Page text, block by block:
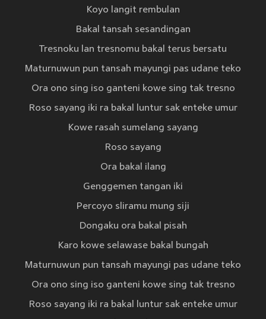
Koyo langit rembulan
Bakal tansah sesandingan
Tresnoku lan tresnomu bakal terus bersatu
Maturnuwun pun tansah mayungi pas udane teko
Ora ono sing iso ganteni kowe sing tak tresno
Roso sayang iki ra bakal luntur sak enteke umur
Kowe rasah sumelang sayang
Roso sayang
Ora bakal ilang
Genggemen tangan iki
Percoyo sliramu mung siji
Dongaku ora bakal pisah
Karo kowe selawase bakal bungah
Maturnuwun pun tansah mayungi pas udane teko
Ora ono sing iso ganteni kowe sing tak tresno
Roso sayang iki ra bakal luntur sak enteke umur